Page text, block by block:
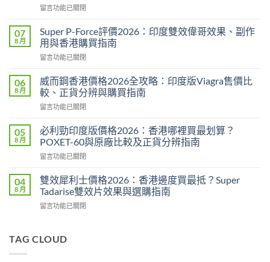
在
春
糖
B
群
功
效
2026：
成
效
果、
法
香
港
購
中
留言功能已關閉
07
8 月
Super P-Force評價2026：印度雙效偉哥效果、副作
用與香港購買指南
在
P-
Force
評
價
印
度
效
哥
效
副
與
留言功能已關閉
06
8 月
威而鋼香港價格2026全攻略：印度版Viagra售價比
較、正貨分辨與購買指南
在
而
鋼
香
港
格
2026
攻
度
留言功能已關閉
05
8 月
必利勁印度版價格2026：香港哪裡買最划算？
POXET-60與原廠比較及正貨分辨指南
在
利
勁
印
度
格
留言功能已關閉
04
8 月
雙效犀利士價格2026：香港邊度買最抵？Super
Tadarise雙效片效果與選購指南
在
犀
留言功能已關閉
TAG CLOUD